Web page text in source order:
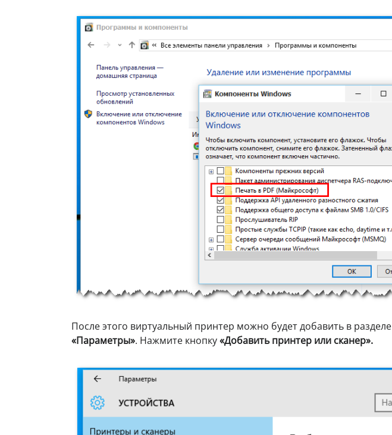
После этого виртуальный принтер можно будет добавить в разделе
«Параметры». Нажмите кнопку«Добавить принтер или сканер».